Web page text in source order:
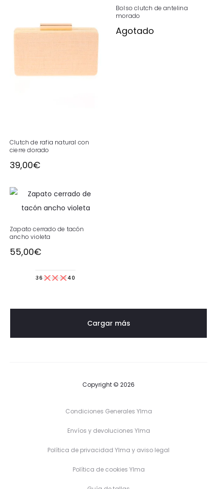
Clutch de rafia natural con
cierre dorado
39,00€
Bolso clutch de antelina
morado
Agotado
Zapato cerrado de tacón
ancho violeta
55,00€
3637383940
Cargar más
Copyright © 2026
Condiciones Generales Ylma
Envíos y devoluciones Ylma
Política de privacidad Ylma y aviso legal
Política de cookies Ylma